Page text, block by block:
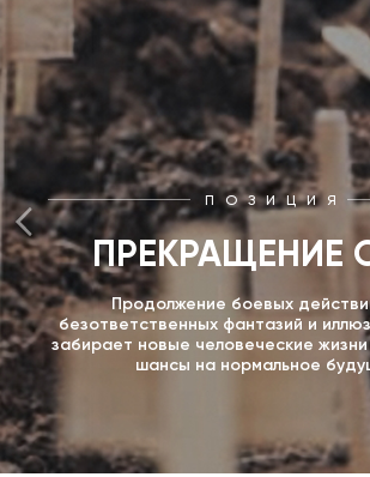
ПОЗИЦИЯ
ПРЕКРАЩЕНИЕ
Продолжение боевых
безответственных фантазий и
забирает новые человеческие
шансы на нормальное